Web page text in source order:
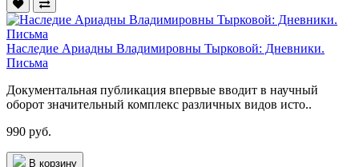
Наследие Ариадны Владимировны Тырковой: Дневники.
Письма
Документальная публикация впервые вводит в научный
оборот значительный комплекс различных видов исто..
990 руб.
В корзину